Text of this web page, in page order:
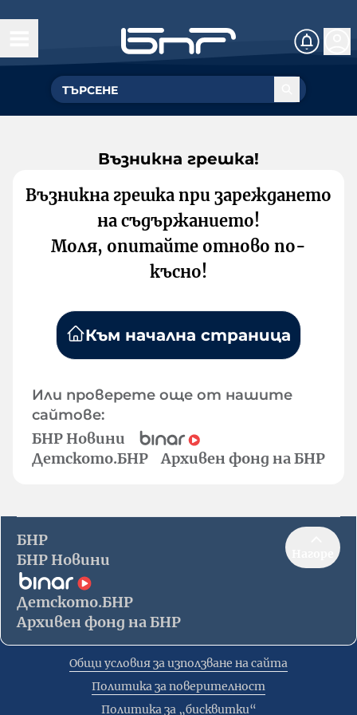
Възникна грешка!
Възникна грешка при зареждането
на съдържанието!
Моля, опитайте отново по-
късно!
Към начална страница
Или проверете още от нашите
сайтове:
БНР Новини
Детското.БНР
Архивен фонд на БНР
БНР
БНР Новини
Детското.БНР
Архивен фонд на БНР
Общи условия за използване на сайта
Политика за поверителност
Политика за „бисквитки“